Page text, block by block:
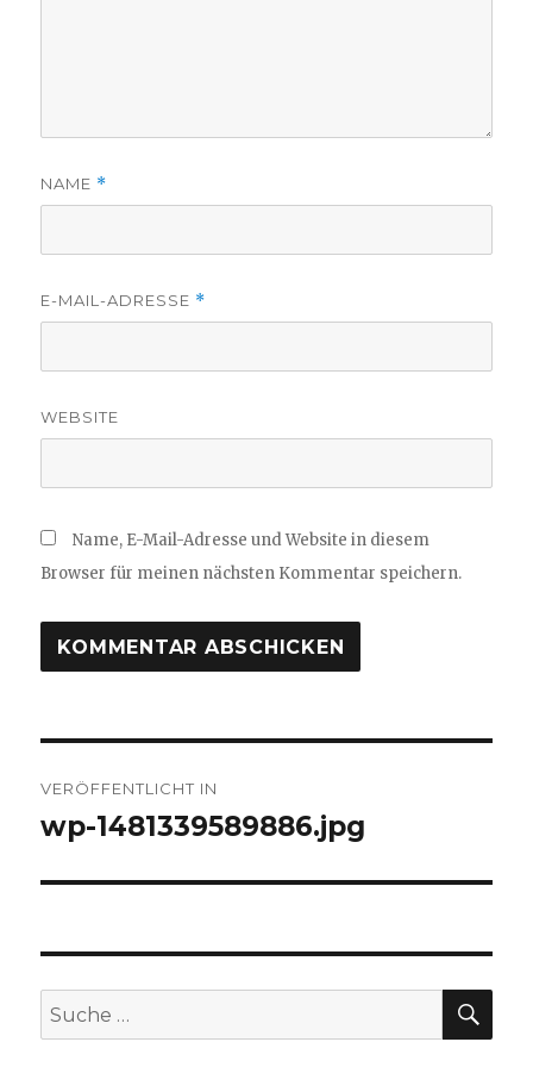
NAME *
E-MAIL-ADRESSE *
WEBSITE
Name, E-Mail-Adresse und Website in diesem
Browser für meinen nächsten Kommentar speichern.
VERÖFFENTLICHT IN
wp-1481339589886.jpg
Suche
nach: